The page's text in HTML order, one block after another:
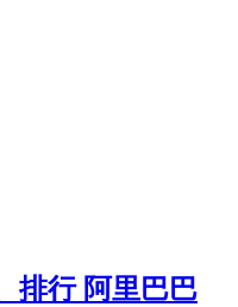
排行 阿里巴巴